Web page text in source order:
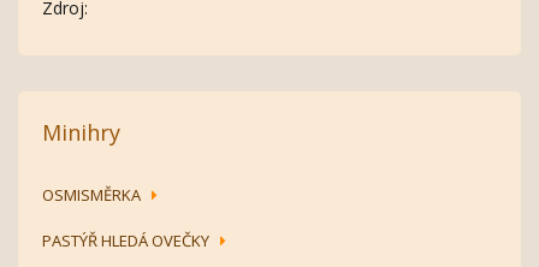
Zdroj:
Minihry
OSMISMĚRKA
PASTÝŘ HLEDÁ OVEČKY